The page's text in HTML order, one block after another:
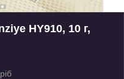
HY910, 10 г,